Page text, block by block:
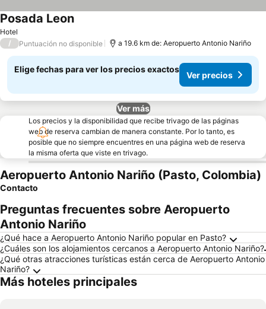
Hotel
Posada LeonVer precios
/ Puntuación no disponible a 19.6 km de: Aeropuerto Antonio Nariño
Elige fechas para ver los precios exactos
Ver precios
Ver más
Los precios y la disponibilidad que recibe trivago de las páginas
web de reserva cambian de manera constante. Por lo tanto, es
posible que no siempre encuentres en una página web de reserva
la misma oferta que viste en trivago.
Aeropuerto Antonio Nariño (Pasto, Colombia)
Contacto
Preguntas frecuentes sobre Aeropuerto
Antonio Nariño
¿Qué hace a Aeropuerto Antonio Nariño popular en Pasto?
¿Cuáles son los alojamientos cercanos a Aeropuerto Antonio Nariño?
¿Qué otras atracciones turísticas están cerca de Aeropuerto Antonio
Nariño?
Más hoteles principales